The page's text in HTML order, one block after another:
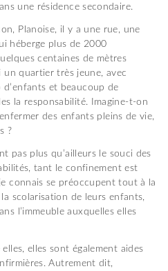
une résidence secondaire.
Planoise, il y a une rue, une
héberge plus de 2000
centaines de mètres
quartier très jeune, avec
d’enfants et beaucoup de
la responsabilité. Imagine-t-on
des enfants pleins de vie,
?
pas plus qu’ailleurs le souci des
tant le confinement est
connais se préoccupent tout à la
scolarisation de leurs enfants,
l’immeuble auxquelles elles
elles sont également aides
Autrement dit,